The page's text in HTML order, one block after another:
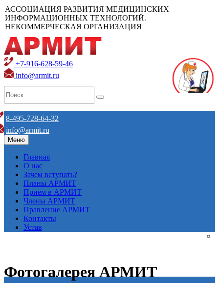
АССОЦИАЦИЯ РАЗВИТИЯ МЕДИЦИНСКИХ
ИНФОРМАЦИОННЫХ ТЕХНОЛОГИЙ.
НЕКОММЕРЧЕСКАЯ ОРГАНИЗАЦИЯ
+7-916-628-59-46
info@armit.ru
8-495-728-64-32
info@armit.ru
Меню
Главная
О нас
Зачем вступать?
Планы АРМИТ
Прием в АРМИТ
Члены АРМИТ
Правление АРМИТ
Контакты
Устав
Фотогалерея АРМИТ